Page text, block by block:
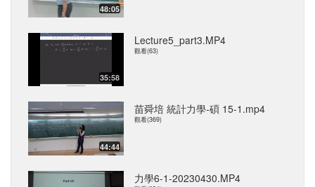
48:05
35:58
Lecture5_part3.MP4
觀看(63)
44:44
苗舜培 統計力學-碩 15-1.mp4
觀看(369)
力學6-1-20230430.MP4